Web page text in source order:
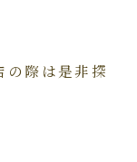
の際は是非探